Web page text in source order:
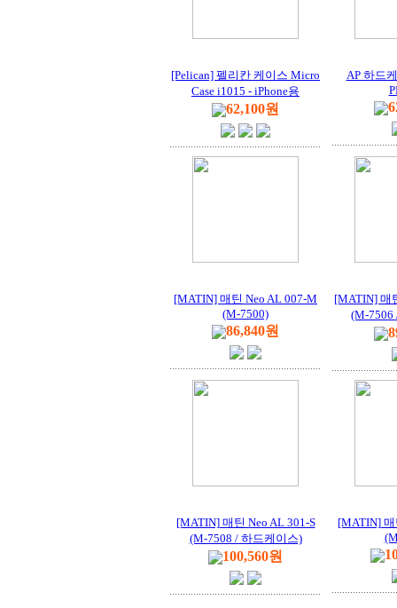
[Pelican] 펠리칸 케이스 Micro
Case i1015 - iPhone용
62,100원
AP 하드
[MATIN] 매틴 Neo AL 007-M
(M-7500)
86,840원
[MATIN] 매
(M-7506
[MATIN] 매틴 Neo AL 301-S
(M-7508 / 하드케이스)
100,560원
[MATIN]